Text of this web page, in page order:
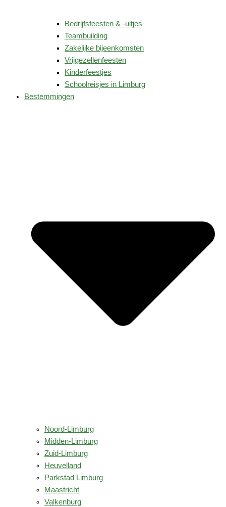
Bedrijfsfeesten & -uitjes
Teambuilding
Zakelijke bijeenkomsten
Vrijgezellenfeesten
Kinderfeestjes
Schoolreisjes in Limburg
Bestemmingen
Noord-Limburg
Midden-Limburg
Zuid-Limburg
Heuvelland
Parkstad Limburg
Maastricht
Valkenburg